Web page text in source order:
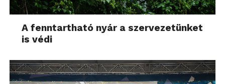
A fenntartható nyár a szervezetünket
is védi